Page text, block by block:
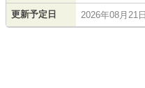
更新予定日 2026年08月21日